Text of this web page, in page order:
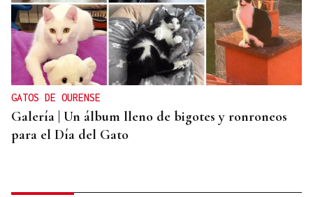
GATOS DE OURENSE
Galería | Un álbum lleno de bigotes y ronroneos
para el Día del Gato